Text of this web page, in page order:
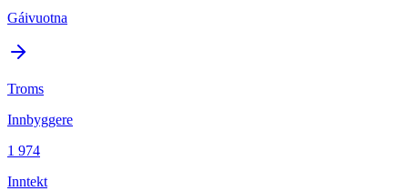
Gáivuotna
Troms
Innbyggere
1 974
Inntekt